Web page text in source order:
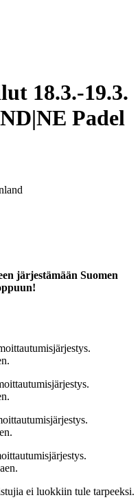
18.3.-19.3.
Padel
järjestämään Suomen
ei luokkiin tule tarpeeksi.